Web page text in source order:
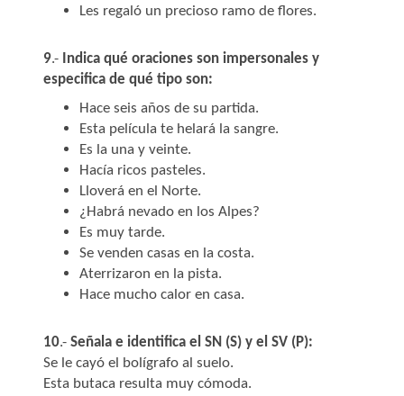
Les regaló un precioso ramo de flores.
9.- Indica qué oraciones son impersonales y
especifica de qué tipo son:
Hace seis años de su partida.
Esta película te helará la sangre.
Es la una y veinte.
Hacía ricos pasteles.
Lloverá en el Norte.
¿Habrá nevado en los Alpes?
Es muy tarde.
Se venden casas en la costa.
Aterrizaron en la pista.
Hace mucho calor en casa.
10.- Señala e identifica el SN (S) y el SV (P):
Se le cayó el bolígrafo al suelo.
Esta butaca resulta muy cómoda.